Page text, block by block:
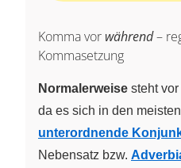
Komma vor während–
Kommasetzung
Normalerweise steht vor
da es sich in den
unterordnende
Nebensatz bzw.